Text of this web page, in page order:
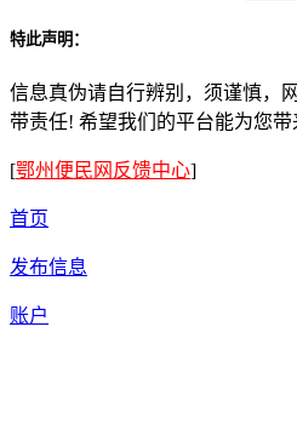
特此声明：
信息真伪请自行辨别，须谨慎，
带责任! 希望我们的平台能为您带
[鄂州便民网反馈中心]
首页
发布信息
账户